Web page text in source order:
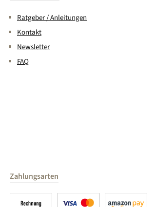
Ratgeber / Anleitungen
Kontakt
Newsletter
FAQ
Zahlungsarten